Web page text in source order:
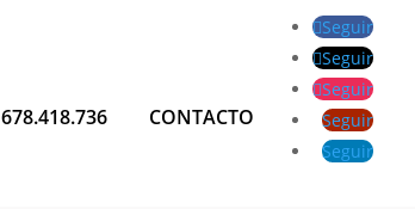
678.418.736 CONTACTO
Seguir
Seguir
Seguir
Seguir
Seguir